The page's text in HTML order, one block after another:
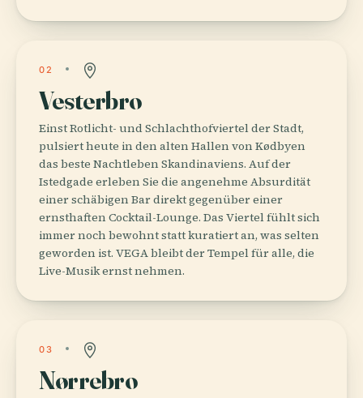
02
Vesterbro
Einst Rotlicht- und Schlachthofviertel der Stadt,
pulsiert heute in den alten Hallen von Kødbyen
das beste Nachtleben Skandinaviens. Auf der
Istedgade erleben Sie die angenehme Absurdität
einer schäbigen Bar direkt gegenüber einer
ernsthaften Cocktail-Lounge. Das Viertel fühlt sich
immer noch bewohnt statt kuratiert an, was selten
geworden ist. VEGA bleibt der Tempel für alle, die
Live-Musik ernst nehmen.
03
Nørrebro